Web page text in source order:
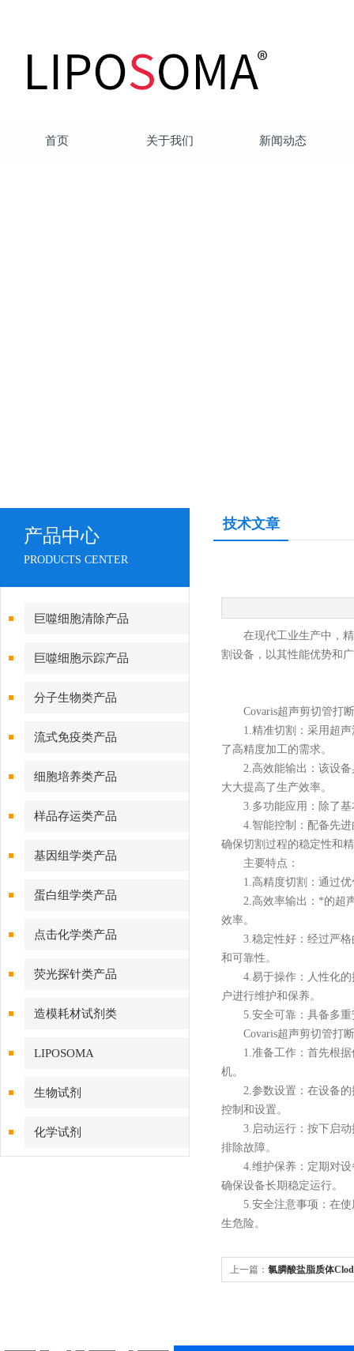
首页 关于我们 新闻动态
产品中心
PRODUCTS CENTER
巨噬细胞清除产品
巨噬细胞示踪产品
分子生物类产品
流式免疫类产品
细胞培养类产品
样品存运类产品
基因组学类产品
蛋白组学类产品
点击化学类产品
荧光探针类产品
造模耗材试剂类
LIPOSOMA
生物试剂
化学试剂
技术文章
在现代工业生产中，精
割设备，以其性能优势和
Covaris超声剪切管打断
1.精准切割：采用超声
了高精度加工的需求。
2.高效能输出：该设备
大大提高了生产效率。
3.多功能应用：除了基
4.智能控制：配备先进
确保切割过程的稳定性和
主要特点：
1.高精度切割：通过优
2.高效率输出：*的超声
效率。
3.稳定性好：经过严格
和可靠性。
4.易于操作：人性化的
户进行维护和保养。
5.安全可靠：具备多重
Covaris超声剪切管打断
1.准备工作：首先根据
机。
2.参数设置：在设备的
控制和设置。
3.启动运行：按下启动
排除故障。
4.维护保养：定期对设
确保设备长期稳定运行。
5.安全注意事项：在使
生危险。
上一篇： 氯膦酸盐脂质体